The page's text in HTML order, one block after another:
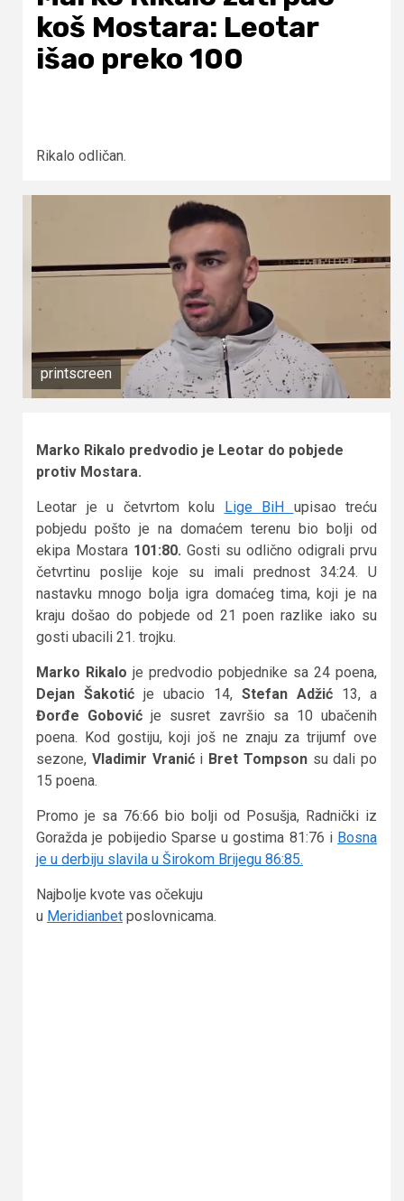
koš Mostara: Leotar
išao preko 100
Rikalo odličan.
printscreen
Marko Rikalo predvodio je Leotar do pobjede
protiv Mostara.
Leotar je u četvrtom kolu Lige BiH upisao treću
pobjedu pošto je na domaćem terenu bio bolji od
ekipa Mostara 101:80. Gosti su odlično odigrali prvu
četvrtinu poslije koje su imali prednost 34:24. U
nastavku mnogo bolja igra domaćeg tima, koji je na
kraju došao do pobjede od 21 poen razlike iako su
gosti ubacili 21. trojku.
Marko Rikalo je predvodio pobjednike sa 24 poena,
Dejan Šakotić je ubacio 14, Stefan Adžić 13, a
Đorđe Gobovićje susret završio sa 10 ubačenih
poena. Kod gostiju, koji još ne znaju za trijumf ove
sezone, Vladimir Vranići Bret Tompson su dali po
15 poena.
Promo je sa 76:66 bio bolji od Posušja, Radnički iz
Goražda je pobijedio Sparse u gostima 81:76 i Bosna
je u derbiju slavila u Širokom Brijegu 86:85.
Najbolje kvote vas očekuju
u Meridianbet poslovnicama.